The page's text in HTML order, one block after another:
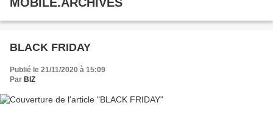
BLACK FRIDAY
Publié le 21/11/2020 à 15:09
Par BIZ